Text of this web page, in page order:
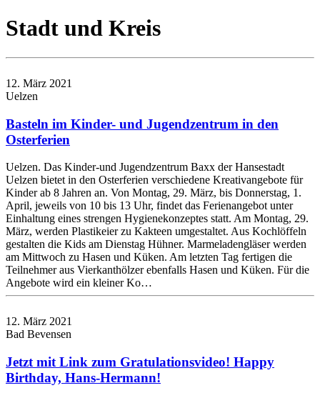
Stadt und Kreis
12. März 2021
Uelzen
Basteln im Kinder- und Jugendzentrum in den
Osterferien
Uelzen. Das Kinder-und Jugendzentrum Baxx der Hansestadt
Uelzen bietet in den Osterferien verschiedene Kreativangebote für
Kinder ab 8 Jahren an. Von Montag, 29. März, bis Donnerstag, 1.
April, jeweils von 10 bis 13 Uhr, findet das Ferienangebot unter
Einhaltung eines strengen Hygienekonzeptes statt. Am Montag, 29.
März, werden Plastikeier zu Kakteen umgestaltet. Aus Kochlöffeln
gestalten die Kids am Dienstag Hühner. Marmeladengläser werden
am Mittwoch zu Hasen und Küken. Am letzten Tag fertigen die
Teilnehmer aus Vierkanthölzer ebenfalls Hasen und Küken. Für die
Angebote wird ein kleiner Ko…
12. März 2021
Bad Bevensen
Jetzt mit Link zum Gratulationsvideo! Happy
Birthday, Hans-Hermann!